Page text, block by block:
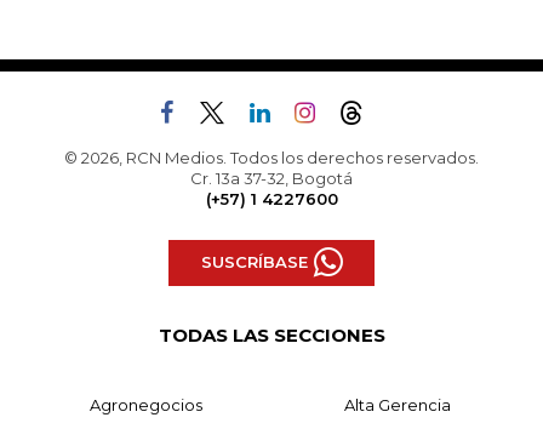
© 2026, RCN Medios. Todos los derechos reservados.
Cr. 13a 37-32, Bogotá
(+57) 1 4227600
SUSCRÍBASE
TODAS LAS SECCIONES
Agronegocios Alta Gerencia